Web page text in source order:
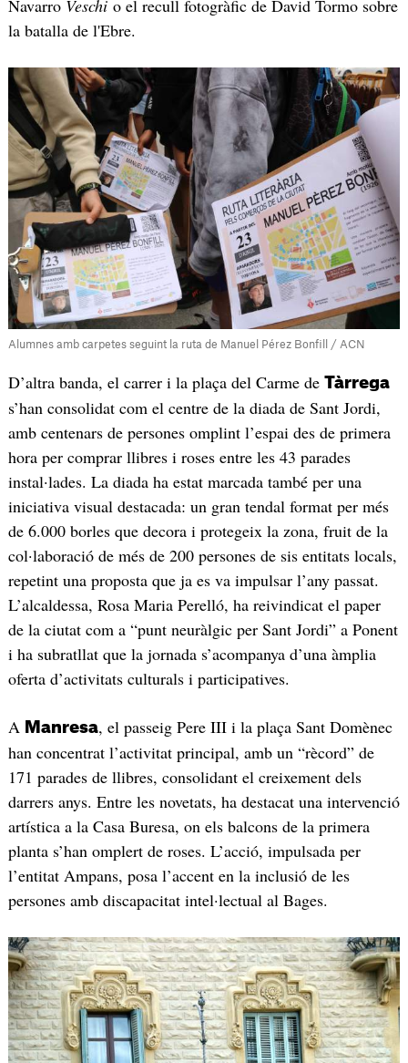
Navarro Veschi o el recull fotogràfic de David Tormo sobre
la batalla de l'Ebre.
Alumnes amb carpetes seguint la ruta de Manuel Pérez Bonfill / ACN
D’altra banda, el carrer i la plaça del Carme de Tàrrega
s’han consolidat com el centre de la diada de Sant Jordi,
amb centenars de persones omplint l’espai des de primera
hora per comprar llibres i roses entre les 43 parades
instal·lades. La diada ha estat marcada també per una
iniciativa visual destacada: un gran tendal format per més
de 6.000 borles que decora i protegeix la zona, fruit de la
col·laboració de més de 200 persones de sis entitats locals,
repetint una proposta que ja es va impulsar l’any passat.
L’alcaldessa, Rosa Maria Perelló, ha reivindicat el paper
de la ciutat com a “punt neuràlgic per Sant Jordi” a Ponent
i ha subratllat que la jornada s’acompanya d’una àmplia
oferta d’activitats culturals i participatives.
A Manresa, el passeig Pere III i la plaça Sant Domènec
han concentrat l’activitat principal, amb un “rècord” de
171 parades de llibres, consolidant el creixement dels
darrers anys. Entre les novetats, ha destacat una intervenció
artística a la Casa Buresa, on els balcons de la primera
planta s’han omplert de roses. L’acció, impulsada per
l’entitat Ampans, posa l’accent en la inclusió de les
persones amb discapacitat intel·lectual al Bages.